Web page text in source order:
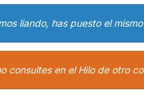
liando, has puesto el
consultes en el Hilo de otro